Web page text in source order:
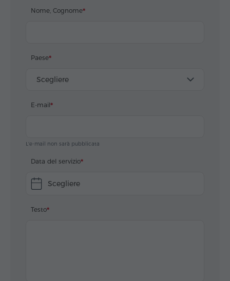
Nome, Cognome
Paese
Scegliere
E-mail
L'e-mail non sarà pubblicata
Data del servizio
Scegliere
Testo